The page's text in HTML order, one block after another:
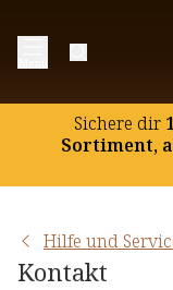
Sichere dir
Sortiment,
Hilfe und
Kontakt